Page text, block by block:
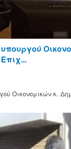
Οικονομικών κ.